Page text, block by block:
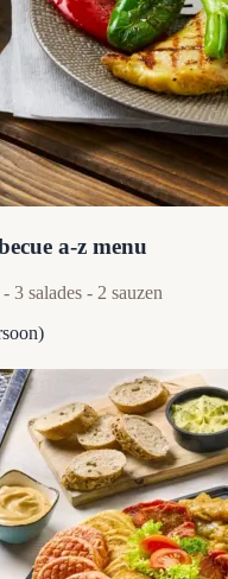
a-z menu
3 salades - 2 sauzen